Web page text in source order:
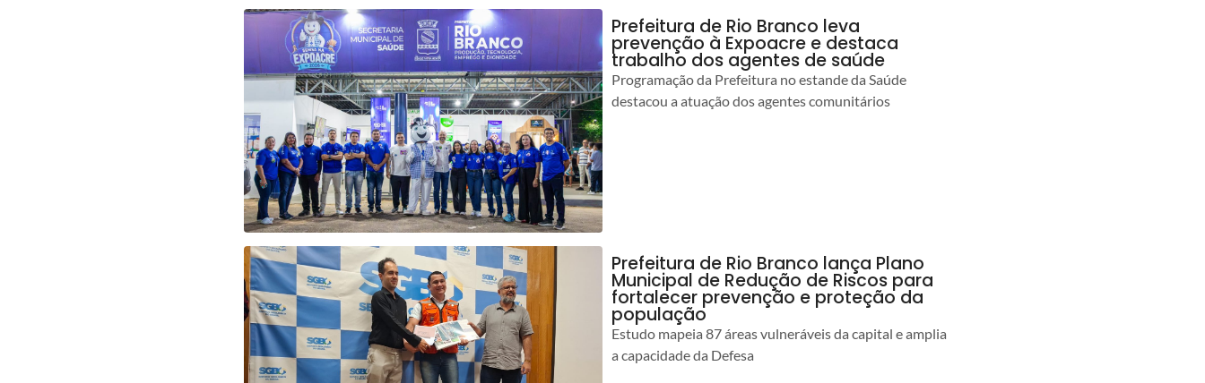
Prefeitura de Rio Branco leva
prevenção à Expoacre e destaca
trabalho dos agentes de saúde
Programação da Prefeitura no estande da Saúde
destacou a atuação dos agentes comunitários
Prefeitura de Rio Branco lança Plano
Municipal de Redução de Riscos para
fortalecer prevenção e proteção da
população
Estudo mapeia 87 áreas vulneráveis da capital e amplia
a capacidade da Defesa